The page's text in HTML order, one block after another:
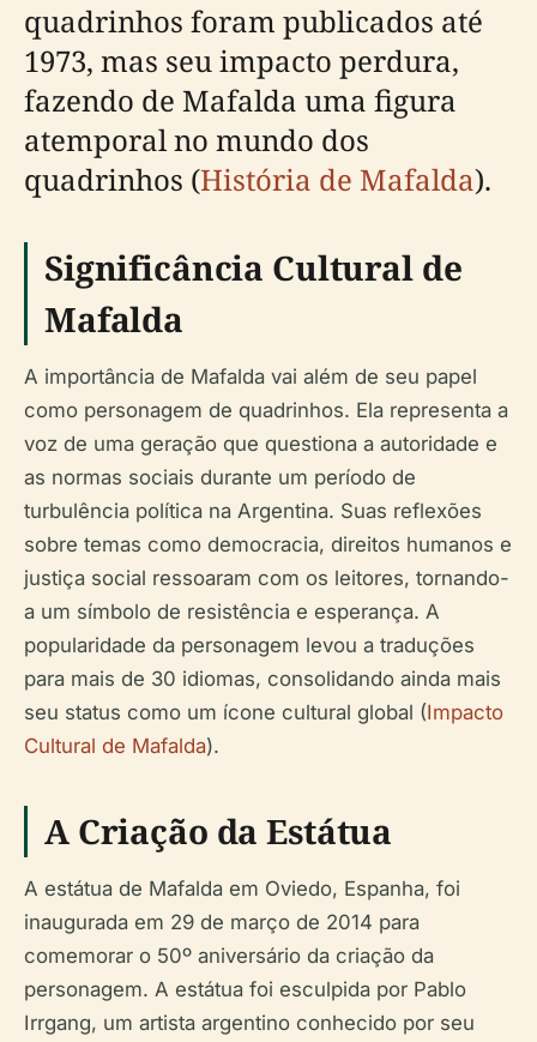
quadrinhos foram publicados até
1973, mas seu impacto perdura,
fazendo de Mafalda uma figura
atemporal no mundo dos
quadrinhos (História de Mafalda).
Significância Cultural de
Mafalda
A importância de Mafalda vai além de seu papel
como personagem de quadrinhos. Ela representa a
voz de uma geração que questiona a autoridade e
as normas sociais durante um período de
turbulência política na Argentina. Suas reflexões
sobre temas como democracia, direitos humanos e
justiça social ressoaram com os leitores, tornando-
a um símbolo de resistência e esperança. A
popularidade da personagem levou a traduções
para mais de 30 idiomas, consolidando ainda mais
seu status como um ícone cultural global (Impacto
Cultural de Mafalda).
A Criação da Estátua
A estátua de Mafalda em Oviedo, Espanha, foi
inaugurada em 29 de março de 2014 para
comemorar o 50º aniversário da criação da
personagem. A estátua foi esculpida por Pablo
Irrgang, um artista argentino conhecido por seu